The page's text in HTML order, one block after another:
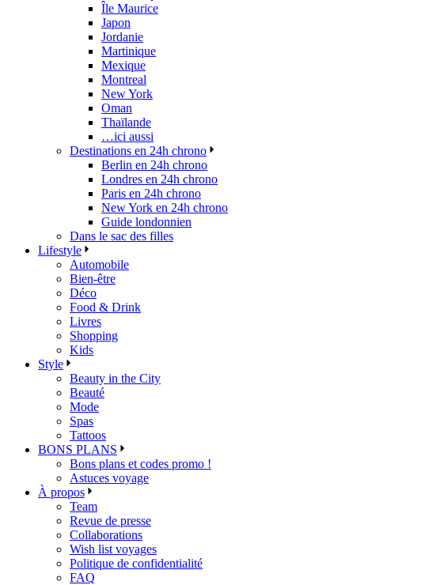
Île Maurice
Japon
Jordanie
Martinique
Mexique
Montreal
New York
Oman
Thaïlande
…ici aussi
Destinations en 24h chrono
Berlin en 24h chrono
Londres en 24h chrono
Paris en 24h chrono
New York en 24h chrono
Guide londonnien
Dans le sac des filles
Lifestyle
Automobile
Bien-être
Déco
Food & Drink
Livres
Shopping
Kids
Style
Beauty in the City
Beauté
Mode
Spas
Tattoos
BONS PLANS
Bons plans et codes promo !
Astuces voyage
À propos
Team
Revue de presse
Collaborations
Wish list voyages
Politique de confidentialité
FAQ